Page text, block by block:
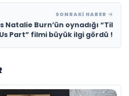
SONRAKI HABER
Burn’ün oynadığı “Til
Part” filmi büyük ilgi gördü !